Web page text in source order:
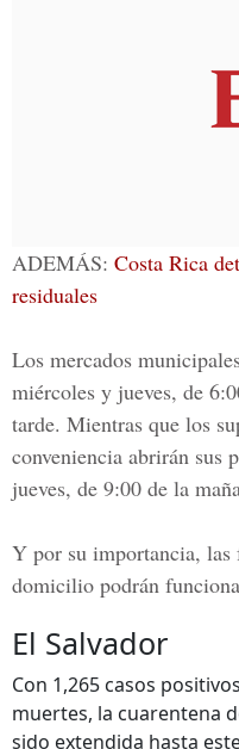
ADEMÁS: Costa Rica
residuales
Los mercados
miércoles y jueves, de
tarde. Mientras que los
conveniencia abrirán sus
jueves, de 9:00 de la
Y por su importancia, las
domicilio podrán
El Salvador
Con 1,265 casos
muertes, la cuarentena
sido extendida hasta